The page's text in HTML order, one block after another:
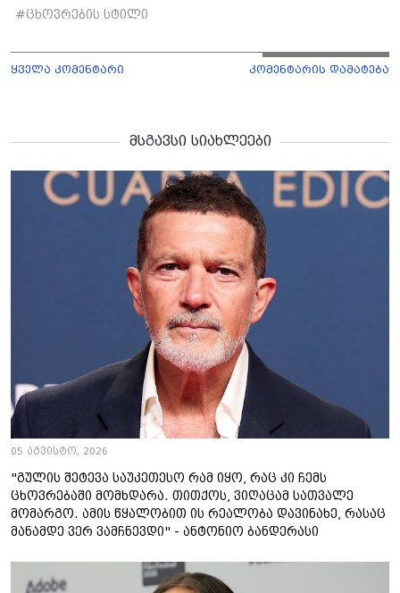
#ცხოვრების სტილი
ყველა კომენტარი კომენტარის დამატება
მსგავსი სიახლეები
05 აგვისტო, 2026
"გულის შეტევა საუკეთესო რამ იყო, რაც კი ჩემს
ცხოვრებაში მომხდარა. თითქოს, ვიღაცამ სათვალე
მომარგო. ამის წყალობით ის რეალობა დავინახე, რასაც
მანამდე ვერ ვამჩნევდი" - ანტონიო ბანდერასი